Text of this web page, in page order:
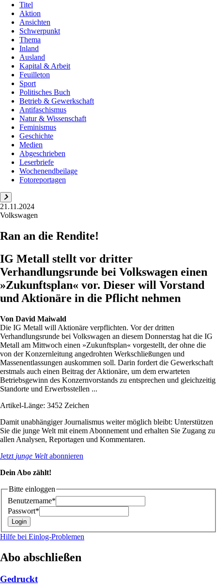
Titel
Aktion
Ansichten
Schwerpunkt
Thema
Inland
Ausland
Kapital & Arbeit
Feuilleton
Sport
Politisches Buch
Betrieb & Gewerkschaft
Antifaschismus
Natur & Wissenschaft
Feminismus
Geschichte
Medien
Abgeschrieben
Leserbriefe
Wochenendbeilage
Fotoreportagen
21.11.2024
Volkswagen
Ran an die Rendite!
IG Metall stellt vor dritter
Verhandlungsrunde bei Volkswagen einen
»Zukunftsplan« vor. Dieser will Vorstand
und Aktionäre in die Pflicht nehmen
Von David Maiwald
Die IG Metall will Aktionäre verpflichten. Vor der dritten
Verhandlungsrunde bei Volkswagen an diesem Donnerstag hat die IG
Metall am Mittwoch einen »Zukunftsplan« vorgestellt, der ohne die
von der Konzernleitung angedrohten Werkschließungen und
Massenentlassungen auskommen soll. Darin fordert die Gewerkschaft
erstmals auch einen Beitrag der Aktionäre, um dem erwarteten
Betriebsgewinn des Konzernvorstands zu entsprechen und gleichzeitig
Standorte und Erwerbsstellen ...
Artikel-Länge: 3452 Zeichen
Damit unabhängiger Journalismus weiter möglich bleibt: Unterstützen
Sie die junge Welt mit einem Abonnement und erhalten Sie Zugang zu
allen Analysen, Reportagen und Kommentaren.
Jetzt junge Weltabonnieren
Dein Abo zählt!
Bitte einloggen
Benutzername*
Passwort*
Hilfe bei Einlog-Problemen
Abo abschließen
Gedruckt